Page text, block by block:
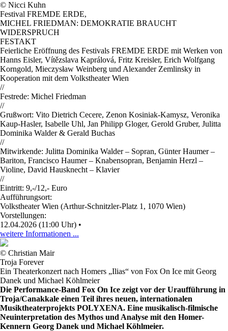
© Nicci Kuhn
Festival FREMDE ERDE,
MICHEL FRIEDMAN: DEMOKRATIE BRAUCHT
WIDERSPRUCH
FESTAKT
Feierliche Eröffnung des Festivals FREMDE ERDE mit Werken von
Hanns Eisler, Vítězslava Kaprálová, Fritz Kreisler, Erich Wolfgang
Korngold, Mieczysław Weinberg und Alexander Zemlinsky in
Kooperation mit dem Volkstheater Wien
//
Festrede: Michel Friedman
//
Grußwort: Vito Dietrich Cecere, Zenon Kosiniak-Kamysz, Veronika
Kaup-Hasler, Isabelle Uhl, Jan Philipp Gloger, Gerold Gruber, Julitta
Dominika Walder & Gerald Buchas
//
Mitwirkende: Julitta Dominika Walder – Sopran, Günter Haumer –
Bariton, Francisco Haumer – Knabensopran, Benjamin Herzl –
Violine, David Hausknecht – Klavier
//
Eintritt: 9,-/12,- Euro
Aufführungsort:
Volkstheater Wien (Arthur-Schnitzler-Platz 1, 1070 Wien)
Vorstellungen:
12.04.2026 (11:00 Uhr) •
weitere Informationen ...
© Christian Mair
Troja Forever
Ein Theaterkonzert nach Homers „Ilias“ von Fox On Ice mit Georg
Danek und Michael Köhlmeier
Die Performance-Band Fox On Ice zeigt vor der Uraufführung in
Troja/Canakkale einen Teil ihres neuen, internationalen
Musiktheaterprojekts POLYXENA. Eine musikalisch-filmische
Neuinterpretation des Mythos und Analyse mit den Homer-
Kennern Georg Danek und Michael Köhlmeier.